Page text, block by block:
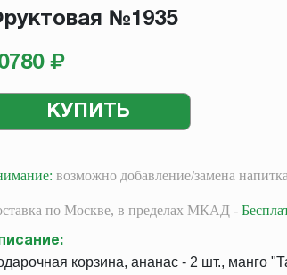
№1935
возможно добавление/замена
по Москве, в пределах МКАД -
:
корзина, ананас - 2 шт., манго